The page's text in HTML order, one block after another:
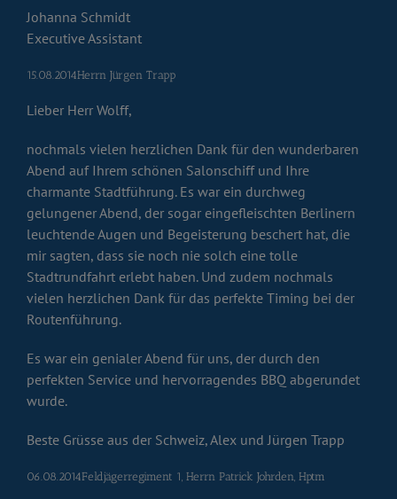
Johanna Schmidt
Executive Assistant
15.08.2014Herrn Jürgen Trapp
Lieber Herr Wolff,
nochmals vielen herzlichen Dank für den wunderbaren
Abend auf Ihrem schönen Salonschiff und Ihre
charmante Stadtführung. Es war ein durchweg
gelungener Abend, der sogar eingefleischten Berlinern
leuchtende Augen und Begeisterung beschert hat, die
mir sagten, dass sie noch nie solch eine tolle
Stadtrundfahrt erlebt haben. Und zudem nochmals
vielen herzlichen Dank für das perfekte Timing bei der
Routenführung.
Es war ein genialer Abend für uns, der durch den
perfekten Service und hervorragendes BBQ abgerundet
wurde.
Beste Grüsse aus der Schweiz, Alex und Jürgen Trapp
06.08.2014Feldjägerregiment 1, Herrn Patrick Johrden, Hptm